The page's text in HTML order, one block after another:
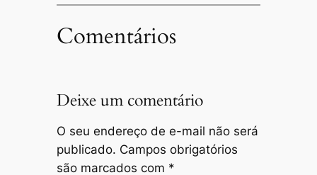
Comentários
Deixe um comentário
O seu endereço de e-mail não será
publicado. Campos obrigatórios
são marcados com *